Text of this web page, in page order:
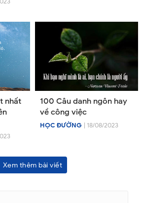
nhất
100 Câu danh ngôn hay
về công việc
HỌC ĐƯỜNG | 18/08/2023
Xem thêm bài viết